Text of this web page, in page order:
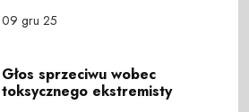
09 gru 25
Głos sprzeciwu wobec
toksycznego ekstremisty